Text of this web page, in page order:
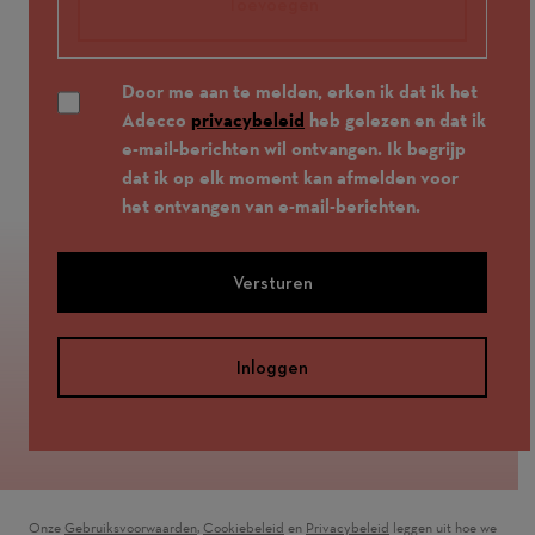
Door me aan te melden, erken ik dat ik het
Adecco privacybeleid heb gelezen en dat ik
e-mail-berichten wil ontvangen. Ik begrijp
dat ik op elk moment kan afmelden voor
het ontvangen van e-mail-berichten.
Versturen
Inloggen
Onze Gebruiksvoorwaarden(wordt in een nieuw venster geopend)
, Cookiebeleid (wordt in een nieuw venster geopend)
en Privacybeleid (wordt in een nieuw
leggen uit hoe we